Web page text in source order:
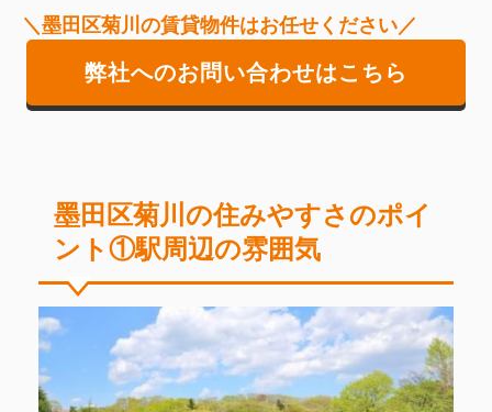
＼墨田区菊川の賃貸物件はお任せください／
弊社へのお問い合わせはこちら
墨田区菊川の住みやすさのポイ
ント①駅周辺の雰囲気